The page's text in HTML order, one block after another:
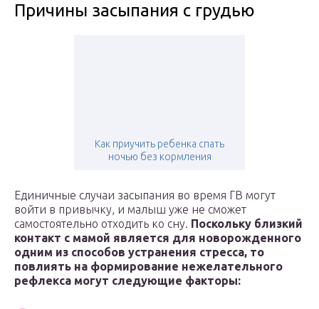
Причины засыпания с грудью
Как приучить ребенка спать
ночью без кормления
Единичные случаи засыпания во время ГВ могут
войти в привычку, и малыш уже не сможет
самостоятельно отходить ко сну. Поскольку близкий
контакт с мамой является для новорожденного
одним из способов устранения стресса, то
повлиять на формирование нежелательного
рефлекса могут следующие факторы: